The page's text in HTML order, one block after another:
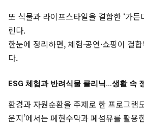
또 식물과 라이프스타일을 결합한 ‘가든
린다.
한눈에 정리하면, 체험·공연·쇼핑이 결
다.
ESG 체험과 반려식물 클리닉…생활 속
환경과 자원순환을 주제로 한 프로그램
운지’에서는 폐현수막과 폐섬유를 활용